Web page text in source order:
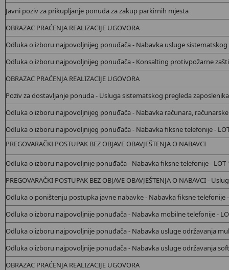
Javni poziv za prikupljanje ponuda za zakup parkirnih mjesta
OBRAZAC PRAĆENJA REALIZACIJE UGOVORA
Odluka o izboru najpovoljnijeg ponuđača - Nabavka usluge
Odluka o izboru najpovoljnijeg ponuđača - Konsalting protivpožarne
OBRAZAC PRAĆENJA REALIZACIJE UGOVORA
Poziv za dostavljanje ponuda - Usluga sistematskog pregleda zaposlenika
Odluka o izboru najpovoljnijeg ponuđača - Nabavka računara,
Odluka o izboru najpovoljnijeg ponuđača - Nabavka fiksne telefonije -
PREGOVARAČKI POSTUPAK BEZ OBJAVE OBAVJEŠTENJA O NABAVCI
Odluka o izboru najpovoljnije ponuđača - Nabavkafiksne telefonije - LOT
PREGOVARAČKI POSTUPAK BEZ OBJAVE OBAVJEŠTENJA O NABAVCI -
Odluka o poništenju postupka javne nabavke - Nabavka fiksne telefonije -
Odluka o izboru najpovoljnije ponuđača - Nabavka mobilne telefonije -
Odluka o izboru najpovoljnije ponuđača - Nabavka usluge održavanja
Odluka o izboru najpovoljnije ponuđača - Nabavka usluge održavanja
OBRAZAC PRAĆENJA REALIZACIJE UGOVORA